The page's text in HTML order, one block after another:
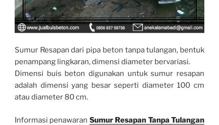
Sumur Resapan dari pipa beton tanpa tulangan, bentuk
penampang lingkaran, dimensi diameter bervariasi.
Dimensi buis beton digunakan untuk sumur resapan
adalah dimensi yang besar seperti diameter 100 cm
atau diameter 80 cm.
Informasi penawaran Sumur Resapan Tanpa Tulangan